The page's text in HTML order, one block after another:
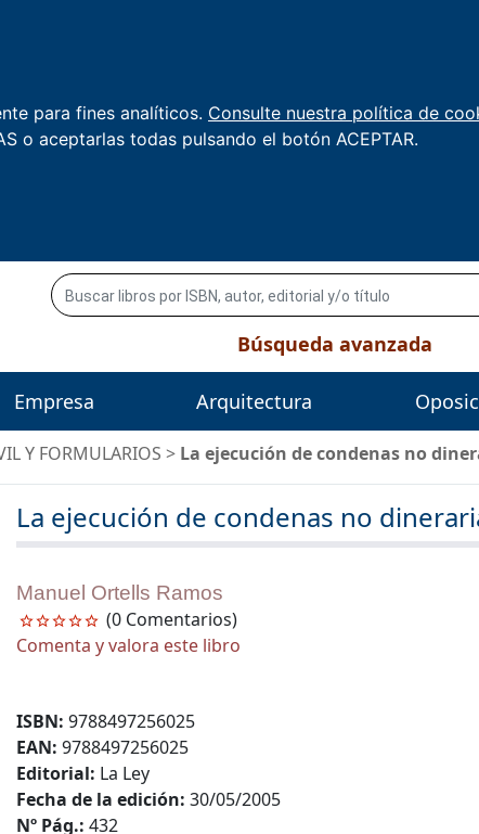
para fines analíticos. Consulte nuestra política de
o aceptarlas todas pulsando el botón ACEPTAR.
Búsqueda avanzada
Empresa Arquitectura
Y FORMULARIOS > La ejecución de condenas no
La ejecución de condenas no
Manuel Ortells Ramos
(0 Comentarios)
Comenta y valora este libro
ISBN: 9788497256025
EAN: 9788497256025
Editorial: La Ley
Fecha de la edición: 30/05/2005
Nº Pág.: 432